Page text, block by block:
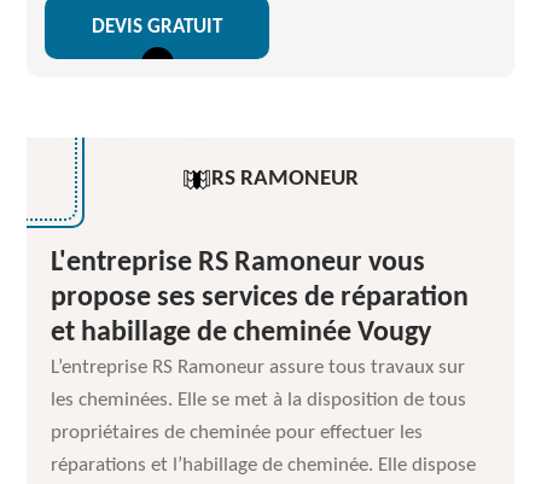
DEVIS GRATUIT
RS RAMONEUR
L'entreprise RS Ramoneur vous
propose ses services de réparation
et habillage de cheminée Vougy
L’entreprise RS Ramoneur assure tous travaux sur
les cheminées. Elle se met à la disposition de tous
propriétaires de cheminée pour effectuer les
réparations et l’habillage de cheminée. Elle dispose